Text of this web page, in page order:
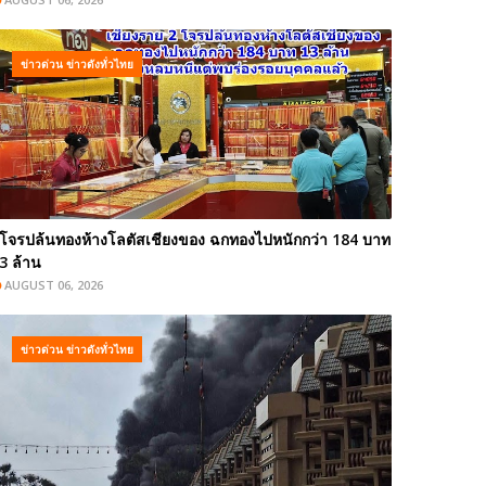
ข่าวด่วน ข่าวดังทั่วไทย
จรปล้นทองห้างโลตัสเชียงของ ฉกทองไปหนักกว่า 184 บาท
ล้าน
AUGUST 06, 2026
ข่าวด่วน ข่าวดังทั่วไทย